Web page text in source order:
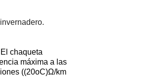
El chaqueta
máxima a las
((20oC)Ω/km